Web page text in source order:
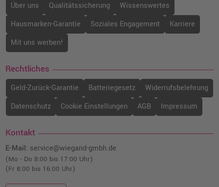
Über uns Qualitätssicherung
Wissenswertes
Hausmarken-Garantie
Soziales Engagement
Karriere
Mit uns werben!
Rechtliches
Geld-Zurück-Garantie Batteriegesetz
Widerrufsbelehrung
Datenschutz
Cookie Einstellungen AGB Impressum
Kontakt
E-Mail: service@wiegand-gmbh.de
(Mo - Do 8:00 bis 17:00 Uhr)
(Fr 8:00 bis 16:00 Uhr)